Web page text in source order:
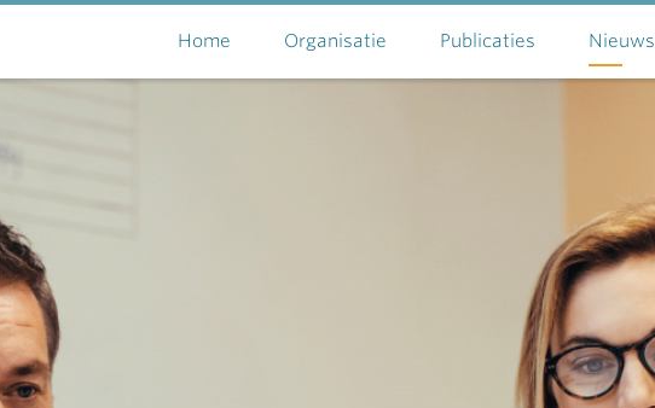
Home Organisatie Publicaties Nieuws